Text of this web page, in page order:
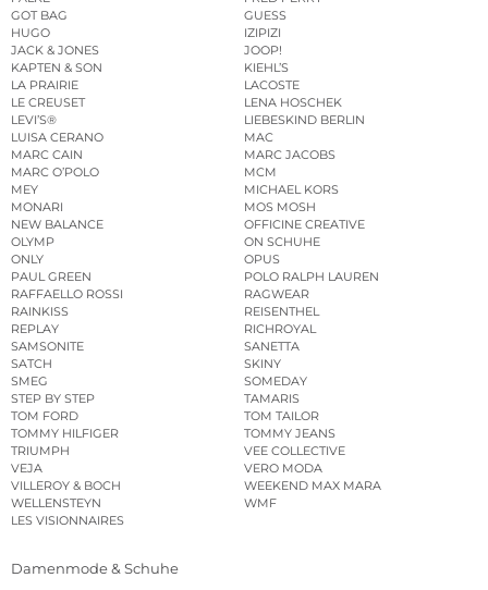
GOT BAG
GUESS
HUGO
IZIPIZI
JACK & JONES
JOOP!
KAPTEN & SON
KIEHL’S
LA PRAIRIE
LACOSTE
LE CREUSET
LENA HOSCHEK
LEVI’S®
LIEBESKIND BERLIN
LUISA CERANO
MAC
MARC CAIN
MARC JACOBS
MARC O’POLO
MCM
MEY
MICHAEL KORS
MONARI
MOS MOSH
NEW BALANCE
OFFICINE CREATIVE
OLYMP
ON SCHUHE
ONLY
OPUS
PAUL GREEN
POLO RALPH LAUREN
RAFFAELLO ROSSI
RAGWEAR
RAINKISS
REISENTHEL
REPLAY
RICHROYAL
SAMSONITE
SANETTA
SATCH
SKINY
SMEG
SOMEDAY
STEP BY STEP
TAMARIS
TOM FORD
TOM TAILOR
TOMMY HILFIGER
TOMMY JEANS
TRIUMPH
VEE COLLECTIVE
VEJA
VERO MODA
VILLEROY & BOCH
WEEKEND MAX MARA
WELLENSTEYN
WMF
LES VISIONNAIRES
Damenmode & Schuhe